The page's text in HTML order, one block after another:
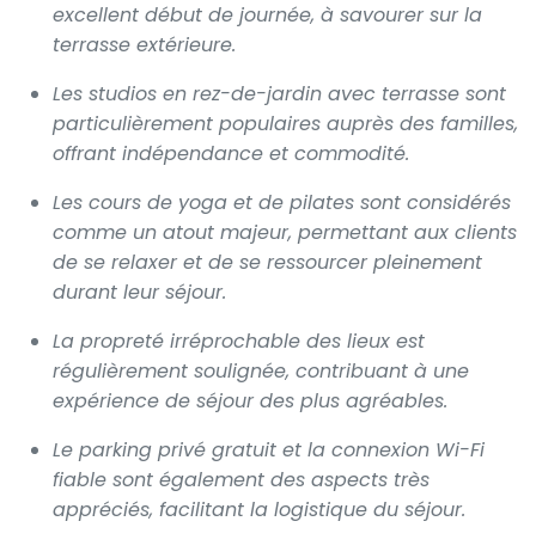
excellent début de journée, à savourer sur la
terrasse extérieure.
Les studios en rez-de-jardin avec terrasse sont
particulièrement populaires auprès des familles,
offrant indépendance et commodité.
Les cours de yoga et de pilates sont considérés
comme un atout majeur, permettant aux clients
de se relaxer et de se ressourcer pleinement
durant leur séjour.
La propreté irréprochable des lieux est
régulièrement soulignée, contribuant à une
expérience de séjour des plus agréables.
Le parking privé gratuit et la connexion Wi-Fi
fiable sont également des aspects très
appréciés, facilitant la logistique du séjour.